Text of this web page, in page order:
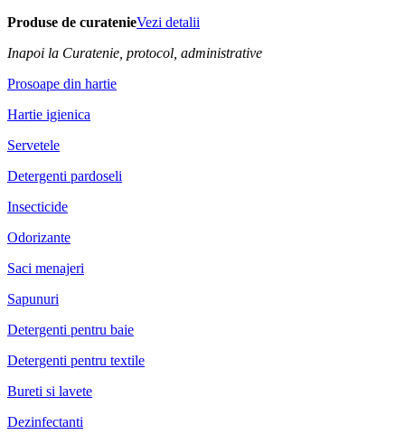
Produse de curatenieVezi detalii
Inapoi la Curatenie, protocol, administrative
Prosoape din hartie
Hartie igienica
Servetele
Detergenti pardoseli
Insecticide
Odorizante
Saci menajeri
Sapunuri
Detergenti pentru baie
Detergenti pentru textile
Bureti si lavete
Dezinfectanti